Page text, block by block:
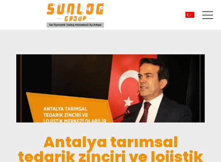
Antalya tarımsal
tedarik zinciri ve lojistik